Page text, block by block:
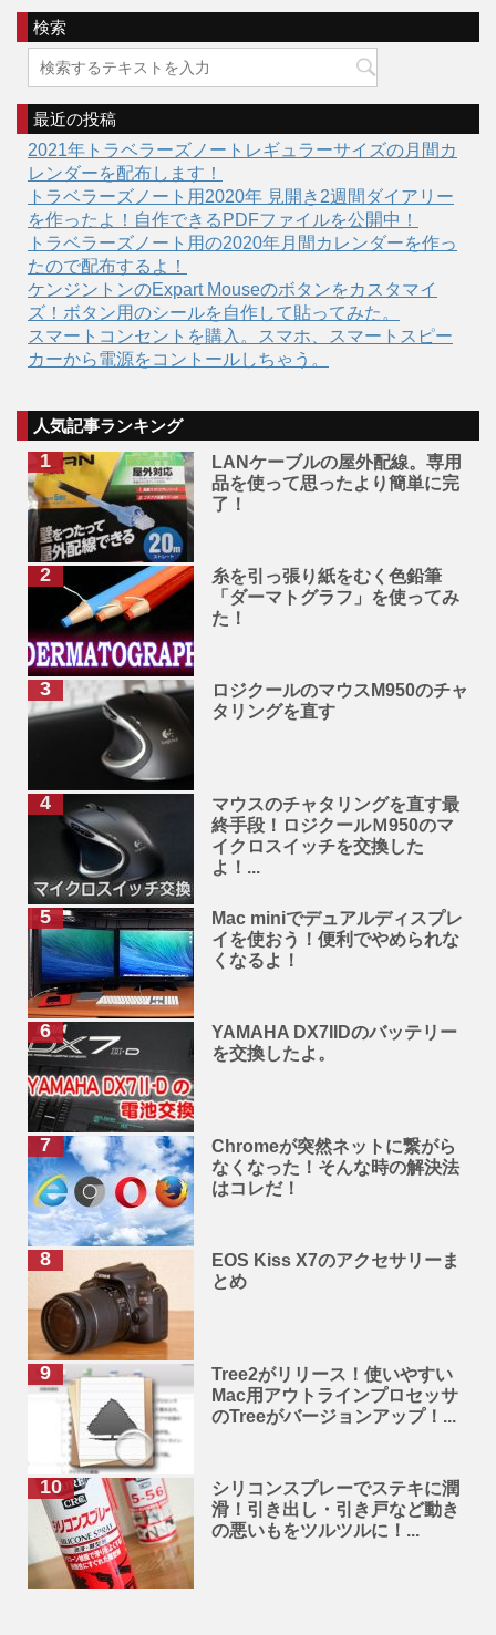
検索
最近の投稿
2021年トラベラーズノートレギュラーサイズの月間カ
レンダーを配布します！
トラベラーズノート用2020年 見開き2週間ダイアリー
を作ったよ！自作できるPDFファイルを公開中！
トラベラーズノート用の2020年月間カレンダーを作っ
たので配布するよ！
ケンジントンのExpart Mouseのボタンをカスタマイ
ズ！ボタン用のシールを自作して貼ってみた。
スマートコンセントを購入。スマホ、スマートスピー
カーから電源をコントールしちゃう。
人気記事ランキング
LANケーブルの屋外配線。専用
品を使って思ったより簡単に完
了！
糸を引っ張り紙をむく色鉛筆
「ダーマトグラフ」を使ってみ
た！
ロジクールのマウスM950のチャ
タリングを直す
マウスのチャタリングを直す最
終手段！ロジクールＭ950のマ
イクロスイッチを交換した
よ！...
Mac miniでデュアルディスプレ
イを使おう！便利でやめられな
くなるよ！
YAMAHA DX7IIDのバッテリー
を交換したよ。
Chromeが突然ネットに繋がら
なくなった！そんな時の解決法
はコレだ！
EOS Kiss X7のアクセサリーま
とめ
Tree2がリリース！使いやすい
Mac用アウトラインプロセッサ
のTreeがバージョンアップ！...
シリコンスプレーでステキに潤
滑！引き出し・引き戸など動き
の悪いもをツルツルに！...